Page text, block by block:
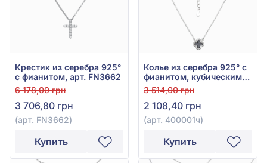
Крестик из серебра 925°
с фианитом, арт. FN3662
6 178,00 грн
3 706,80 грн
(арт. FN3662)
Купить
Колье из серебра 925° с
фианитом, кубическим
цирконием и чёрным
ониксом, арт. 400001ч
3 514,00 грн
2 108,40 грн
(арт. 400001ч)
Купить